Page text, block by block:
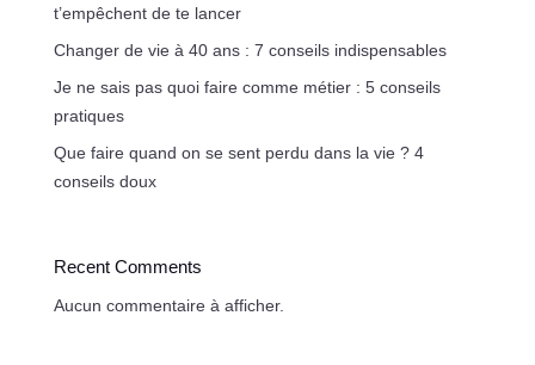
t’empêchent de te lancer
Changer de vie à 40 ans : 7 conseils indispensables
Je ne sais pas quoi faire comme métier : 5 conseils
pratiques
Que faire quand on se sent perdu dans la vie ? 4
conseils doux
Recent Comments
Aucun commentaire à afficher.